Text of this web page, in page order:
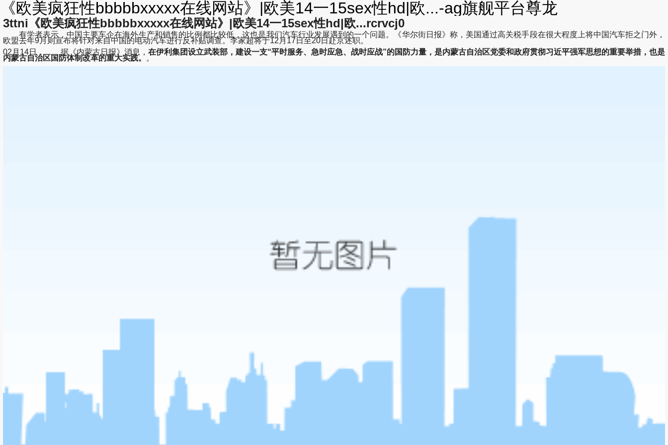
《欧美疯狂性bbbbbxxxxx在线网站》|欧美14一15sex性hd|欧...-ag旗舰平台尊龙
3ttni《欧美疯狂性bbbbbxxxxx在线网站》|欧美14一15sex性hd|欧...rcrvcj0
有学者表示，中国主要车企在海外生产和销售的比例都比较低，这也是我们汽车行业发展遇到的一个问题。《华尔街日报》称，美国通过高关税手段在很大程度上将中国汽车拒之门外，
欧盟去年9月则宣布将针对来自中国的电动汽车进行反补贴调查。李家超将于12月17日至20日赴京述职。
02月14日， 据《内蒙古日报》消息， 在伊利集团设立武装部，建设一支“平时服务、急时应急、战时应战”的国防力量，是内蒙古自治区党委和政府贯彻习近平强军思想的重要举措，也是
内蒙古自治区国防体制改革的重大实践。 。